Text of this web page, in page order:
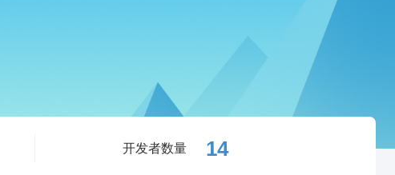
开发者数量 14